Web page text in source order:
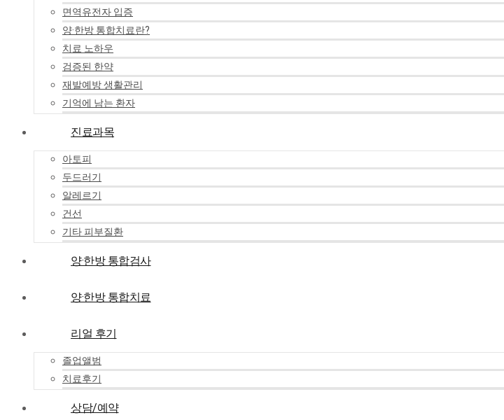
면역유전자 입증
양·한방 통합치료란?
치료 노하우
검증된 한약
재발예방 생활관리
기억에 남는 환자
진료과목
아토피
두드러기
알레르기
건선
기타 피부질환
양·한방 통합검사
양·한방 통합치료
리얼 후기
졸업앨범
치료후기
상담/예약